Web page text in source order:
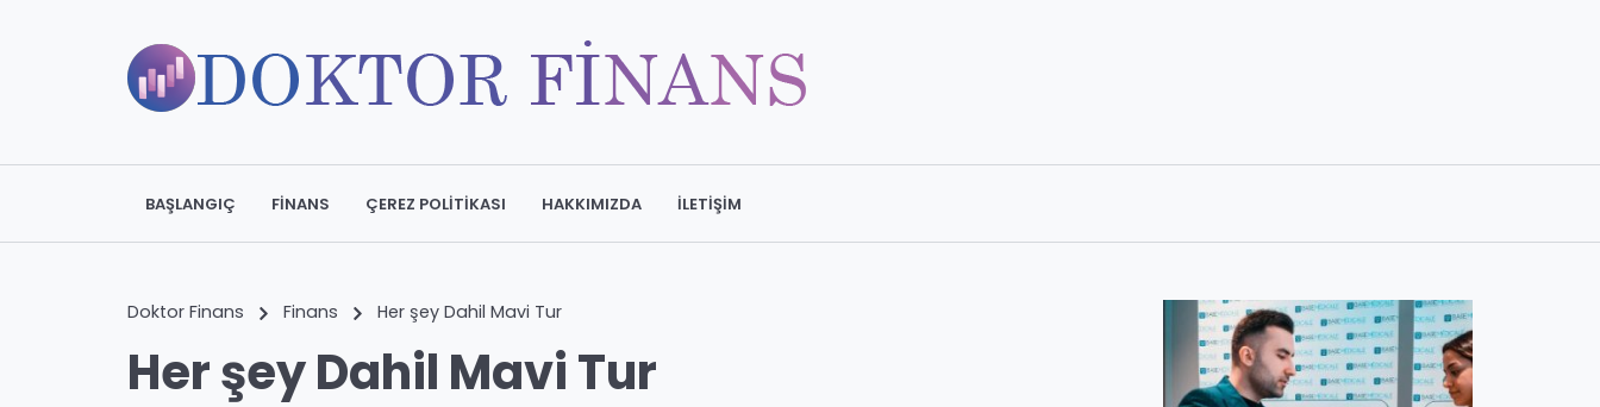
BAŞLANGIÇ FINANS ÇEREZ POLITIKASI HAKKIMIZDA İLETIŞIM
Doktor Finans Finans Her şey Dahil Mavi Tur
Her şey Dahil Mavi Tur